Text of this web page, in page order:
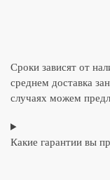
Сроки зависят от
среднем доставка
случаях можем
Какие гарантии вы